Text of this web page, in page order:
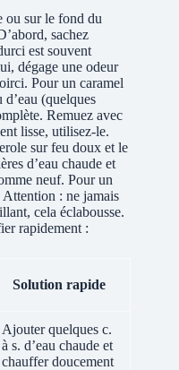
ou sur le fond du
sachez
est souvent
dégage une odeur
Pour un caramel
(quelques
Remuez avec
lisse, utilisez-le.
sur feu doux et le
d’eau chaude et
neuf. Pour un
Attention : ne jamais
cela éclabousse.
rapidement :
Solution rapide
Ajouter quelques c.
à s. d’eau chaude et
chauffer doucement